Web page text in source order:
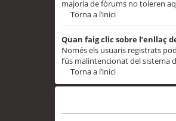
majoría de fòrums no toleren
Torna a l’inici
Quan faig clic sobre l’enllaç
Només els usuaris registrats
l’ús malintencionat del sistema
Torna a l’inici